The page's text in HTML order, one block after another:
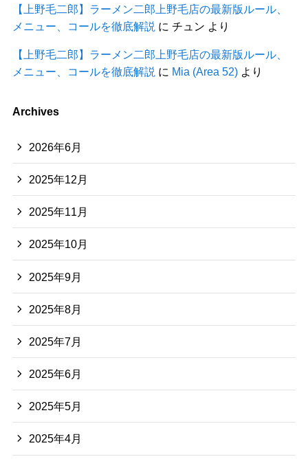
【上野毛二郎】ラーメン二郎上野毛店の最新版ルール、
メニュー、コールを徹底解説 に チュン より
【上野毛二郎】ラーメン二郎上野毛店の最新版ルール、
メニュー、コールを徹底解説 に Mia (Area 52)より
Archives
2026年6月
2025年12月
2025年11月
2025年10月
2025年9月
2025年8月
2025年7月
2025年6月
2025年5月
2025年4月